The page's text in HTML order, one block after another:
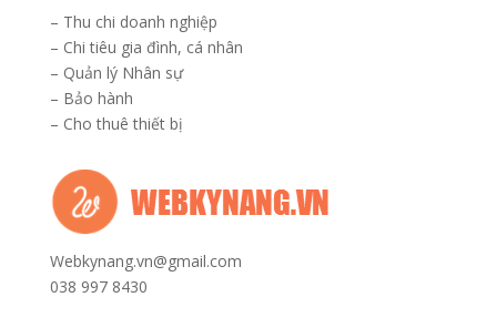
– Thu chi doanh nghiệp
– Chi tiêu gia đình, cá nhân
– Quản lý Nhân sự
– Bảo hành
– Cho thuê thiết bị
Webkynang.vn@gmail.com
038 997 8430